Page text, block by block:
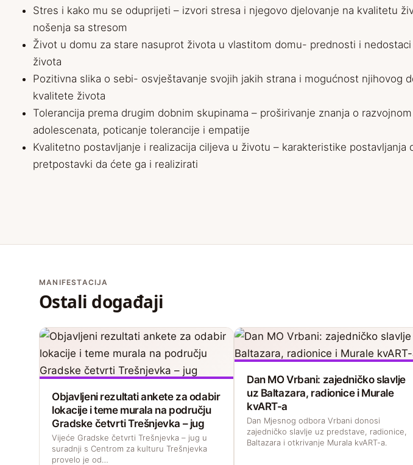
Stres i kako mu se oduprijeti – izvori stresa i njegovo djelovanje na kvalitetu
nošenja sa stresom
Život u domu za stare nasuprot života u vlastitom domu- prednosti i
života
Pozitivna slika o sebi- osvještavanje svojih jakih strana i mogućnost njihovog
kvalitete života
Tolerancija prema drugim dobnim skupinama – proširivanje znanja o
adolescenata, poticanje tolerancije i empatije
Kvalitetno postavljanje i realizacija ciljeva u životu – karakteristike postavljanja
pretpostavki da ćete ga i realizirati
MANIFESTACIJA
Ostali događaji
Objavljeni rezultati ankete za odabir
lokacije i teme murala na području
Gradske četvrti Trešnjevka – jug
Vijeće Gradske četvrti Trešnjevka – jug u
suradnji s Centrom za kulturu Trešnjevka
provelo je od…
Dan MO Vrbani: zajedničko slavlje
uz Baltazara, radionice i Murale
kvART-a
Dan Mjesnog odbora Vrbani donosi
zajedničko slavlje uz predstave, radionice,
Baltazara i otkrivanje Murala kvART-a.